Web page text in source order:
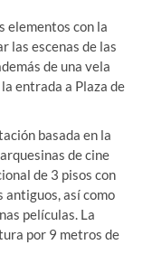
elementos con la
las escenas de las
de una vela
entrada a Plaza de
basada en la
de cine
de 3 pisos con
antiguos, así como
películas. La
por 9 metros de